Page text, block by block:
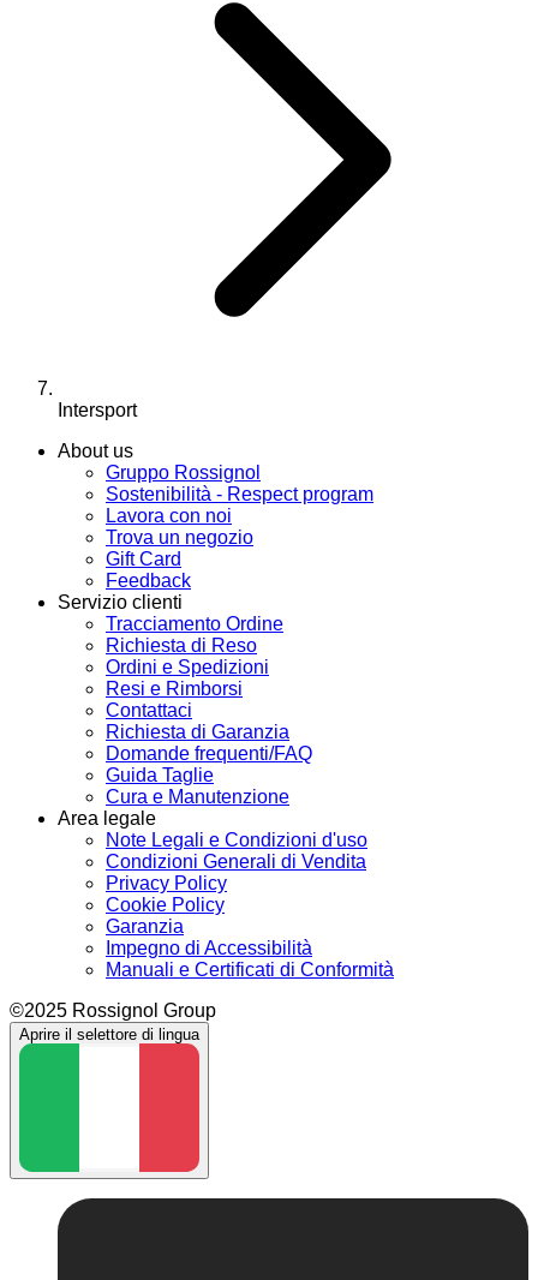
Intersport
About us
Gruppo Rossignol
Sostenibilità - Respect program
Lavora con noi
Trova un negozio
Gift Card
Feedback
Servizio clienti
Tracciamento Ordine
Richiesta di Reso
Ordini e Spedizioni
Resi e Rimborsi
Contattaci
Richiesta di Garanzia
Domande frequenti/FAQ
Guida Taglie
Cura e Manutenzione
Area legale
Note Legali e Condizioni d'uso
Condizioni Generali di Vendita
Privacy Policy
Cookie Policy
Garanzia
Impegno di Accessibilità
Manuali e Certificati di Conformità
©2025 Rossignol Group
Aprire il selettore di lingua